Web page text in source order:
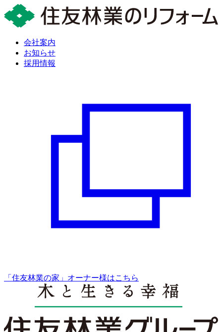
会社案内
お知らせ
採用情報
「住友林業の家」オーナー様はこちら